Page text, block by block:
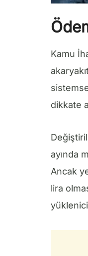
Kamu
dikkate
ayında
Ancak
lira